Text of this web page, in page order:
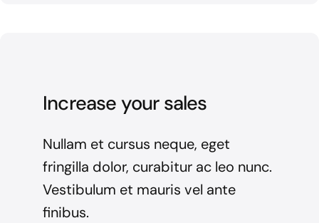
Increase your sales
Nullam et cursus neque, eget
fringilla dolor, curabitur ac leo nunc.
Vestibulum et mauris vel ante
finibus.